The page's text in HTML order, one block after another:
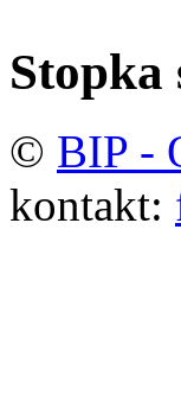
Stopka
© BIP -
kontakt: